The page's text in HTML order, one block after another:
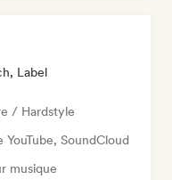
Label
/ Hardstyle
YouTube, SoundCloud
musique